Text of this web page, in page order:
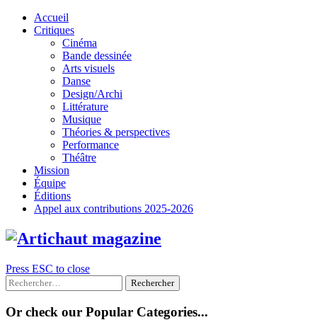
Skip
Accueil
Critiques
Cinéma
Bande dessinée
Arts visuels
Danse
Design/Archi
Littérature
Musique
Théories & perspectives
Performance
Théâtre
Mission
Équipe
Éditions
Appel aux contributions 2025-2026
Press ESC to close
Rechercher :
Or check our Popular Categories...